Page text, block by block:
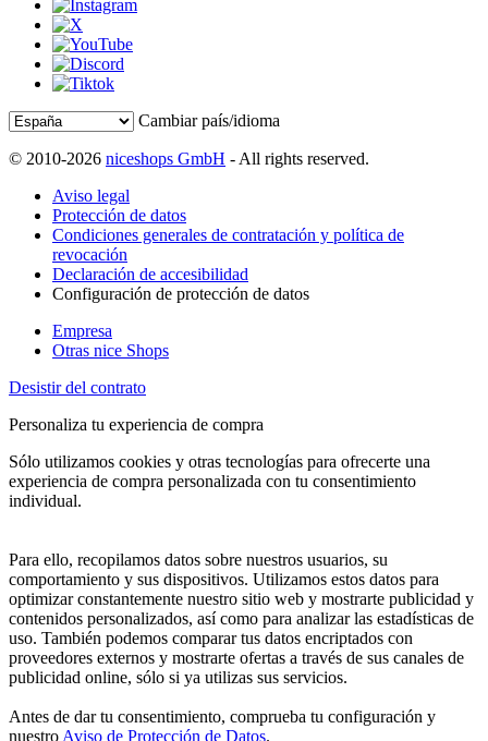
Cambiar país/idioma
© 2010-2026 niceshops GmbH - All rights reserved.
Aviso legal
Protección de datos
Condiciones generales de contratación y política de
revocación
Declaración de accesibilidad
Configuración de protección de datos
Empresa
Otras nice Shops
Desistir del contrato
Personaliza tu experiencia de compra
Sólo utilizamos cookies y otras tecnologías para ofrecerte una
experiencia de compra personalizada con tu consentimiento
individual.
Para ello, recopilamos datos sobre nuestros usuarios, su
comportamiento y sus dispositivos. Utilizamos estos datos para
optimizar constantemente nuestro sitio web y mostrarte publicidad y
contenidos personalizados, así como para analizar las estadísticas de
uso. También podemos comparar tus datos encriptados con
proveedores externos y mostrarte ofertas a través de sus canales de
publicidad online, sólo si ya utilizas sus servicios.
Antes de dar tu consentimiento, comprueba tu configuración y
nuestro Aviso de Protección de Datos.